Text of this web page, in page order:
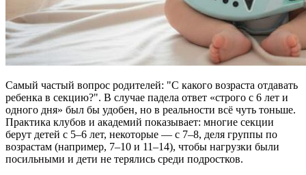
Самый частый вопрос родителей: "С какого возраста отдавать
ребенка в секцию?". В случае падела ответ «строго с 6 лет и
одного дня» был бы удобен, но в реальности всё чуть тоньше.
Практика клубов и академий показывает: многие секции
берут детей с 5–6 лет, некоторые — с 7–8, деля группы по
возрастам (например, 7–10 и 11–14), чтобы нагрузки были
посильными и дети не терялись среди подростков.